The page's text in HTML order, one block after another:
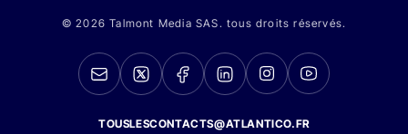
© 2026 Talmont Media SAS. tous droits réservés.
TOUSLESCONTACTS@ATLANTICO.FR